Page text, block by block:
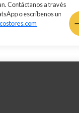
Contáctanos a través
o escríbenos un